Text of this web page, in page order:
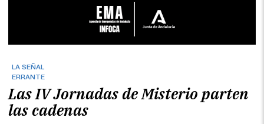
LA SEÑAL
ERRANTE
Las IV Jornadas de Misterio parten
las cadenas